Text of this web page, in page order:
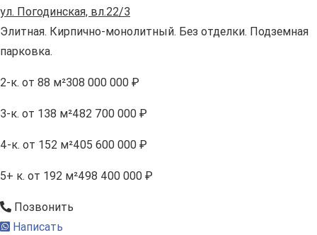
ул. Погодинская, вл.22/3
Элитная. Кирпично-монолитный. Без отделки. Подземная
парковка.
2-к. от 88 м²308 000 000 ₽
3-к. от 138 м²482 700 000 ₽
4-к. от 152 м²405 600 000 ₽
5+ к. от 192 м²498 400 000 ₽
Позвонить
Написать